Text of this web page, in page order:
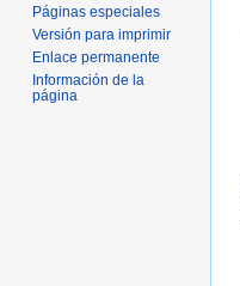
Páginas especiales
Versión para imprimir
Enlace permanente
Información de la
página